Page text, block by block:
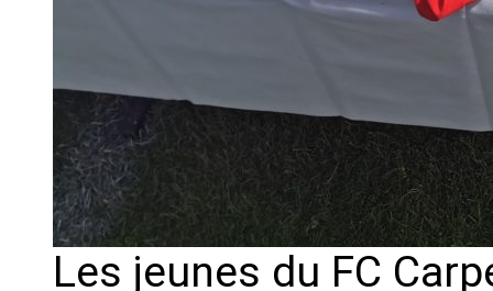
Les jeunes du FC